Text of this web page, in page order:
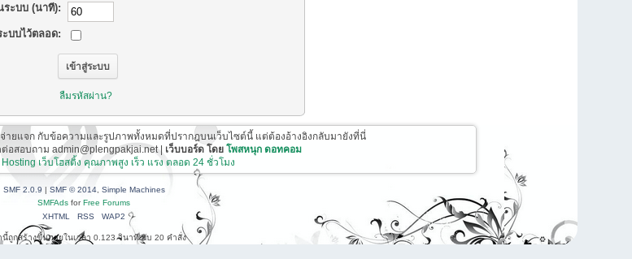
ระบบ (นาที):
ะบบไว้ตลอด:
ลืมรหัสผ่าน?
ยแจก กับข้อความและรูปภาพทั้งหมดที่ปรากฎบนเว็บไซต์นี้ แต่ต้องอ้างอิงกลับมายังที่นี่
อสอบถาม admin@plengpakjai.net | เว็บบอร์ด โดย โพสหนุก ดอทคอม
Hosting เว็บโฮสติ้ง คุณภาพสูง เร็ว แรง ตลอด 24 ชั่วโมง
SMF 2.0.9 | SMF © 2014, Simple Machines
SMFAds forFree Forums
XHTML
RSS WAP2
ถูกสร้างขึ้นภายในเวลา 0.123 วินาที กับ 20 คำสั่ง